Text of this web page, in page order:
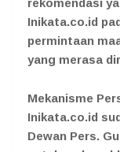
Inikata.co.id
permintaan
yang merasa
Mekanisme
Inikata.co.id
Dewan Pers.